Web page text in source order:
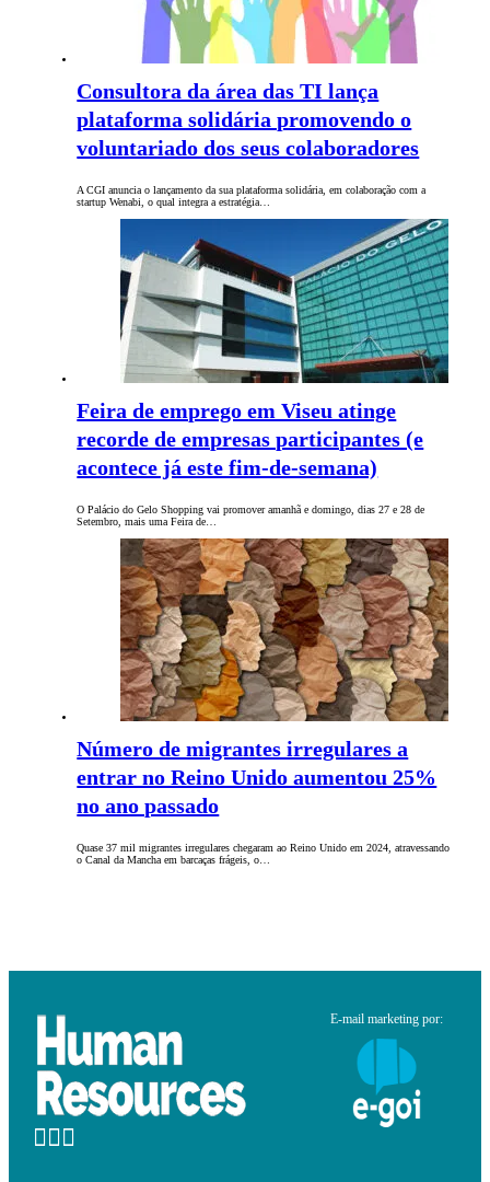
Consultora da área das TI lança
plataforma solidária promovendo o
voluntariado dos seus colaboradores
A CGI anuncia o lançamento da sua plataforma solidária, em colaboração com a
startup Wenabi, o qual integra a estratégia…
Feira de emprego em Viseu atinge
recorde de empresas participantes (e
acontece já este fim-de-semana)
O Palácio do Gelo Shopping vai promover amanhã e domingo, dias 27 e 28 de
Setembro, mais uma Feira de…
Número de migrantes irregulares a
entrar no Reino Unido aumentou 25%
no ano passado
Quase 37 mil migrantes irregulares chegaram ao Reino Unido em 2024, atravessando
o Canal da Mancha em barcaças frágeis, o…
E-mail marketing por: